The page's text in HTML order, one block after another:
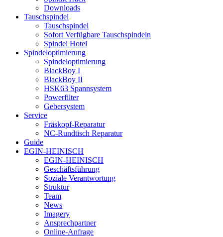
Downloads
Tauschspindel
Tauschspindel
Sofort Verfügbare Tauschspindeln
Spindel Hotel
Spindeloptimierung
Spindeloptimierung
BlackBoy I
BlackBoy II
HSK63 Spannsystem
Powerfilter
Gebersystem
Service
Fräskopf-Reparatur
NC-Rundtisch Reparatur
Guide
EGIN-HEINISCH
EGIN-HEINISCH
Geschäftsführung
Soziale Verantwortung
Struktur
Team
News
Imagery
Ansprechpartner
Online-Anfrage